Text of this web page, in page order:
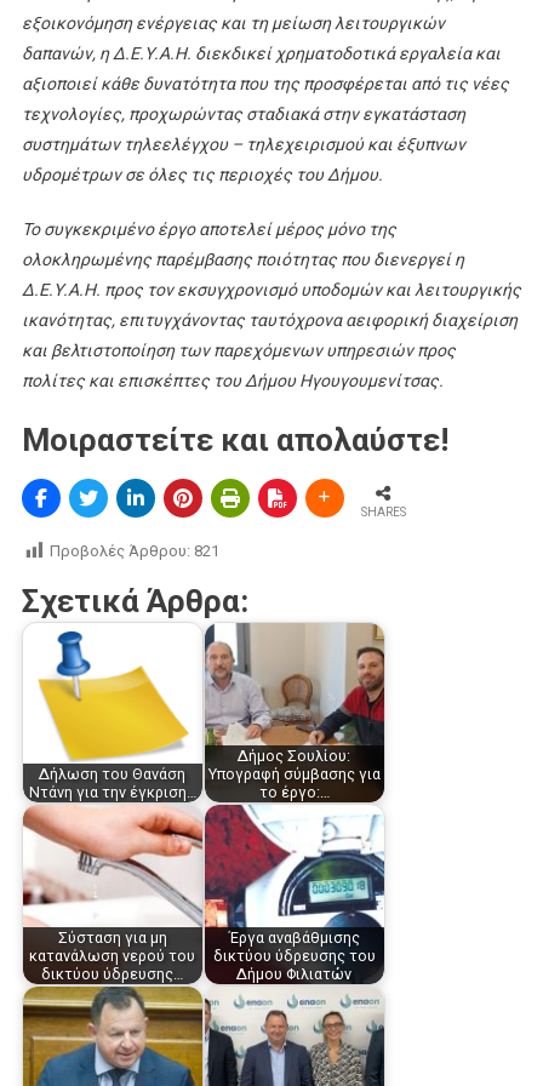
εξοικονόμηση ενέργειας και τη μείωση λειτουργικών
δαπανών, η Δ.Ε.Υ.Α.Η. διεκδικεί χρηματοδοτικά εργαλεία και
αξιοποιεί κάθε δυνατότητα που της προσφέρεται από τις νέες
τεχνολογίες, προχωρώντας σταδιακά στην εγκατάσταση
συστημάτων τηλεελέγχου – τηλεχειρισμού και έξυπνων
υδρομέτρων σε όλες τις περιοχές του Δήμου.
Το συγκεκριμένο έργο αποτελεί μέρος μόνο της
ολοκληρωμένης παρέμβασης ποιότητας που διενεργεί η
Δ.Ε.Υ.Α.Η. προς τον εκσυγχρονισμό υποδομών και λειτουργικής
ικανότητας, επιτυγχάνοντας ταυτόχρονα αειφορική διαχείριση
και βελτιστοποίηση των παρεχόμενων υπηρεσιών προς
πολίτες και επισκέπτες του Δήμου Ηγουγουμενίτσας.
Μοιραστείτε και απολαύστε!
SHARES
Προβολές Άρθρου: 821
Σχετικά Άρθρα:
Δήλωση του Θανάση
Ντάνη για την έγκριση…
Δήμος Σουλίου:
Υπογραφή σύμβασης για
το έργο:…
Σύσταση για μη
κατανάλωση νερού του
δικτύου ύδρευσης…
Έργα αναβάθμισης
δικτύου ύδρευσης του
Δήμου Φιλιατών